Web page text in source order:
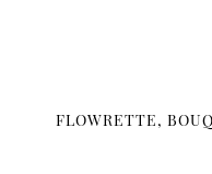
FLOWRETTE,